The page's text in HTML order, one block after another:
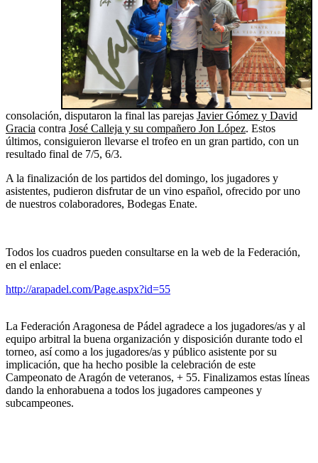
consolación, disputaron la final las parejas Javier Gómez y David
Gracia contra José Calleja y su compañero Jon López. Estos
últimos, consiguieron llevarse el trofeo en un gran partido, con un
resultado final de 7/5, 6/3.
A la finalización de los partidos del domingo, los jugadores y
asistentes, pudieron disfrutar de un vino español, ofrecido por uno
de nuestros colaboradores, Bodegas Enate.
Todos los cuadros pueden consultarse en la web de la Federación,
en el enlace:
http://arapadel.com/Page.aspx?id=55
La Federación Aragonesa de Pádel agradece a los jugadores/as y al
equipo arbitral la buena organización y disposición durante todo el
torneo, así como a los jugadores/as y público asistente por su
implicación, que ha hecho posible la celebración de este
Campeonato de Aragón de veteranos, + 55. Finalizamos estas líneas
dando la enhorabuena a todos los jugadores campeones y
subcampeones.